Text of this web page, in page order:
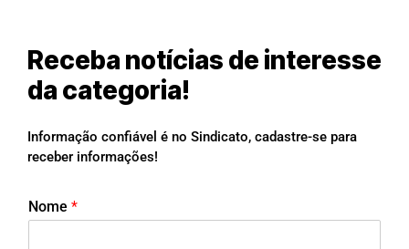
Receba notícias de interesse
da categoria!
Informação confiável é no Sindicato, cadastre-se para
receber informações!
Nome *